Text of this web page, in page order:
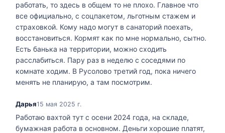
работать, то здесь в общем то не плохо. Главное что
все официально, с соцпакетом, льготным стажем и
страховкой. Кому надо могут в санаторий поехать,
восстановиться. Кормят как по мне нормально, сытно.
Есть банька на территории, можно сходить
расслабиться. Пару раз в неделю с соседями по
комнате ходим. В Русолово третий год, пока ничего
менять не планирую, а там посмотрим.
Дарья15 мая 2025 г.
Работаю вахтой тут с осени 2024 года, на складе,
бумажная работа в основном. Деньги хорошие платят,